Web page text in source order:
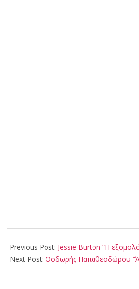
04-
13
Previous Post: Jessie Burton “Η
Next Post: Θοδωρής Παπαθεοδώρου